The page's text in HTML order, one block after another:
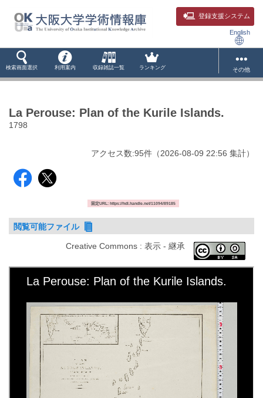
登録支援システム
English
検索画面選択 利用案内 収録雑誌一覧 ランキング その他
La Perouse: Plan of the Kurile Islands.
1798
アクセス数:95件 （2026-08-09 22:56 集計）
固定URL: https://hdl.handle.net/11094/89185
閲覧可能ファイル
Creative Commons : 表示 - 継承